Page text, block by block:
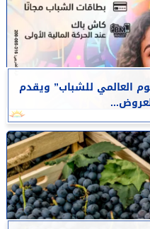
العالمي للشباب” ويقدم